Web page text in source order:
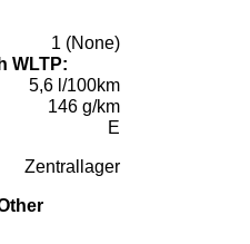
1 (None)
WLTP:
5,6 l/100km
146 g/km
E
Zentrallager